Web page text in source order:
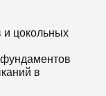
и цокольных
в